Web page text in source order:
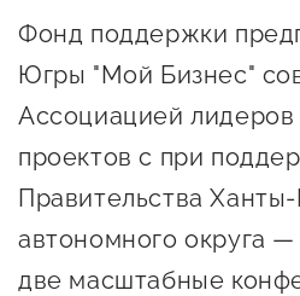
поддержки
Имущественная
Консультационная
Образовательная
Поддержка
инновационно-
Фонд поддержки
Югры "Мой Бизнес"
Ассоциацией лидеров
проектов с при
Правительства
автономного округа
две масштабные